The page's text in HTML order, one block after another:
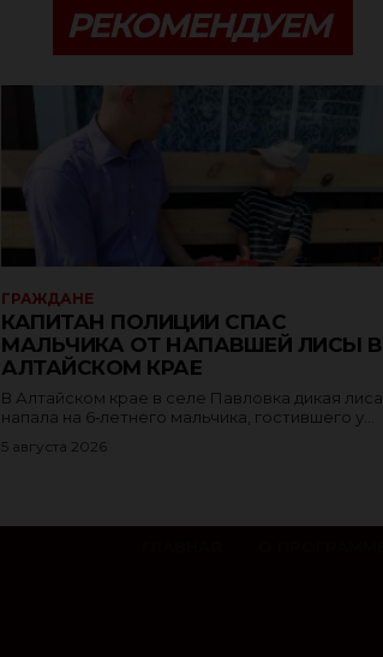
РЕКОМЕНДУЕМ
ГРАЖДАНЕ
КАПИТАН ПОЛИЦИИ СПАС
МАЛЬЧИКА ОТ НАПАВШЕЙ ЛИСЫ В
АЛТАЙСКОМ КРАЕ
В Алтайском крае в селе Павловка дикая лиса
напала на 6‑летнего мальчика, гостившего у...
5 августа 2026